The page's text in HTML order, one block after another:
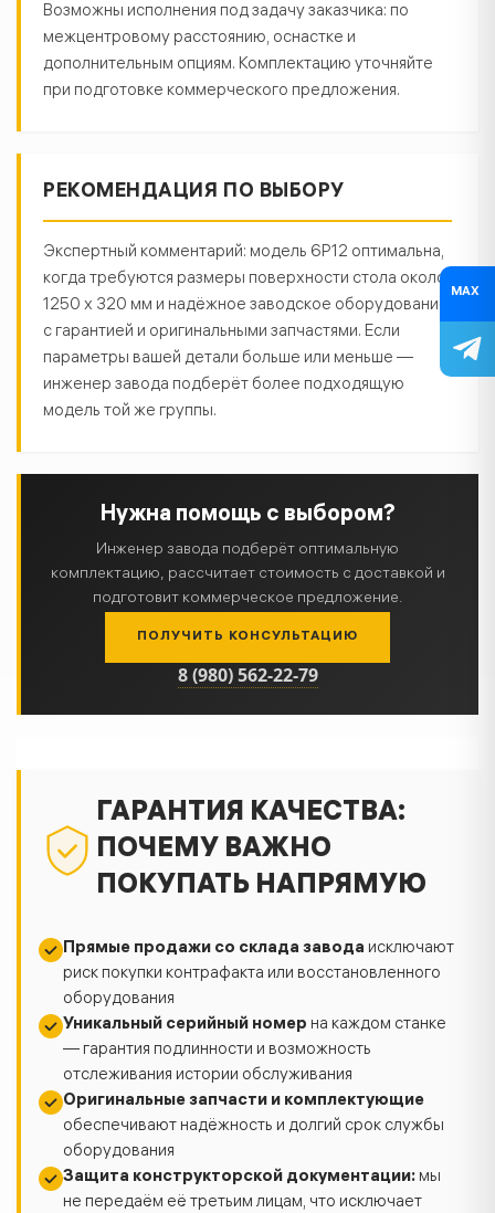
Возможны исполнения под задачу заказчика: по
межцентровому расстоянию, оснастке и
дополнительным опциям. Комплектацию уточняйте
при подготовке коммерческого предложения.
РЕКОМЕНДАЦИЯ ПО ВЫБОРУ
Экспертный комментарий: модель 6Р12 оптимальна,
когда требуются размеры поверхности стола около
1250 х 320 мм и надёжное заводское оборудование
с гарантией и оригинальными запчастями. Если
параметры вашей детали больше или меньше —
инженер завода подберёт более подходящую
модель той же группы.
Нужна помощь с выбором?
Инженер завода подберёт оптимальную
комплектацию, рассчитает стоимость с доставкой и
подготовит коммерческое предложение.
ПОЛУЧИТЬ КОНСУЛЬТАЦИЮ
8 (980) 562-22-79
ГАРАНТИЯ КАЧЕСТВА:
ПОЧЕМУ ВАЖНО
ПОКУПАТЬ НАПРЯМУЮ
Прямые продажи со склада завода исключают
риск покупки контрафакта или восстановленного
оборудования
Уникальный серийный номер на каждом станке
— гарантия подлинности и возможность
отслеживания истории обслуживания
Оригинальные запчасти и комплектующие
обеспечивают надёжность и долгий срок службы
оборудования
Защита конструкторской документации: мы
не передаём её третьим лицам, что исключает
MAX